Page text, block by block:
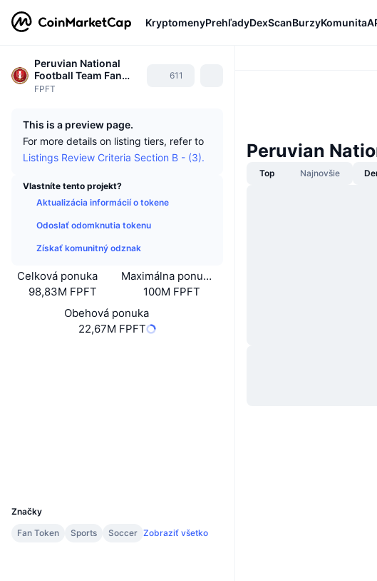
KryptomenyPrehľadyDexScanBurzyKomunita
Peruvian National
Football Team Fan
Token
FPFT
611
This is a preview page.
For more details on listing tiers, refer to
Listings Review Criteria Section B - (3).
Vlastníte tento projekt?
Aktualizácia informácií o tokene
Odoslať odomknutia tokenu
Získať komunitný odznak
Celková ponuka
98,83M FPFT
Maximálna ponuka
100M FPFT
Obehová ponuka
22,67M FPFT
Značky
Fan Token
Sports Soccer Zobraziť všetko
Peruvian
Top Najnovšie